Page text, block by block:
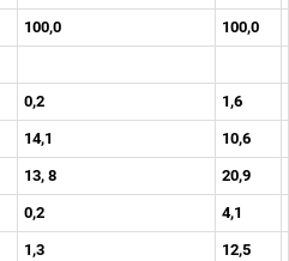
100,0 100,0
0,2 1,6
14,1 10,6
13, 8 20,9
0,2 4,1
1,3 12,5